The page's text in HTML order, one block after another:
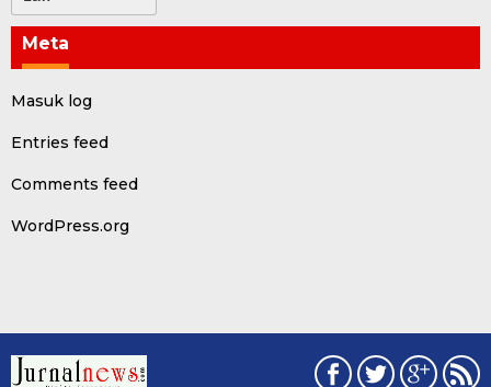
Meta
Masuk log
Entries feed
Comments feed
WordPress.org